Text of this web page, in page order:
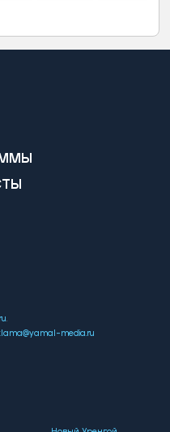
.
media.ru